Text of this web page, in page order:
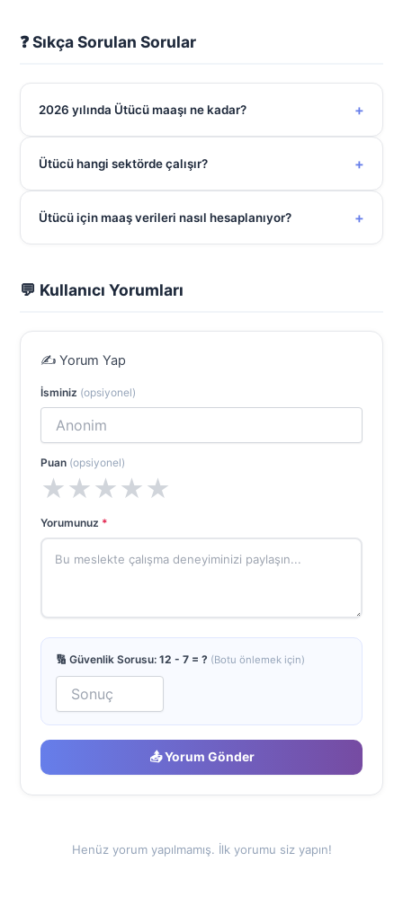
❓ Sıkça Sorulan Sorular
2026 yılında Ütücü maaşı ne kadar? +
Ütücü hangi sektörde çalışır? +
Ütücü için maaş verileri nasıl hesaplanıyor? +
💬 Kullanıcı Yorumları
✍️ Yorum Yap
İsminiz (opsiyonel)
Puan (opsiyonel)
★★★★★
Yorumunuz *
🔢 Güvenlik Sorusu: 12 - 7 = ? (Botu önlemek için)
📤 Yorum Gönder
Henüz yorum yapılmamış. İlk yorumu siz yapın!